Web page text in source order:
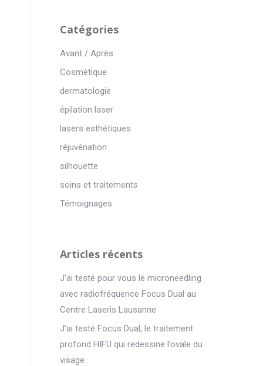
Catégories
Avant / Après
Cosmétique
dermatologie
épilation laser
lasers esthétiques
réjuvénation
silhouette
soins et traitements
Témoignages
Articles récents
J’ai testé pour vous le microneedling
avec radiofréquence Focus Dual au
Centre Laseris Lausanne
J’ai testé Focus Dual, le traitement
profond HIFU qui redessine l’ovale du
visage